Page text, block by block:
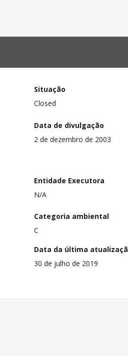
Situação
Closed
Data de divulgação
2 de dezembro de 2003
Entidade Executora
N/A
Categoria ambiental
C
Data da última
30 de julho de 2019